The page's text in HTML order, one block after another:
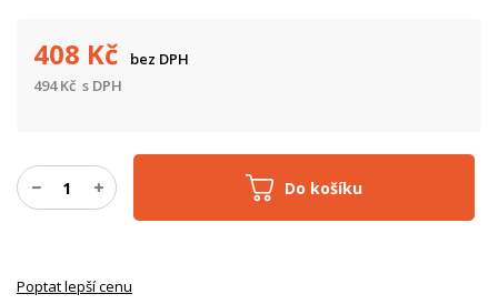
Do košíku
408 Kč
bez DPH
494Kč s DPH
Poptat lepší cenu